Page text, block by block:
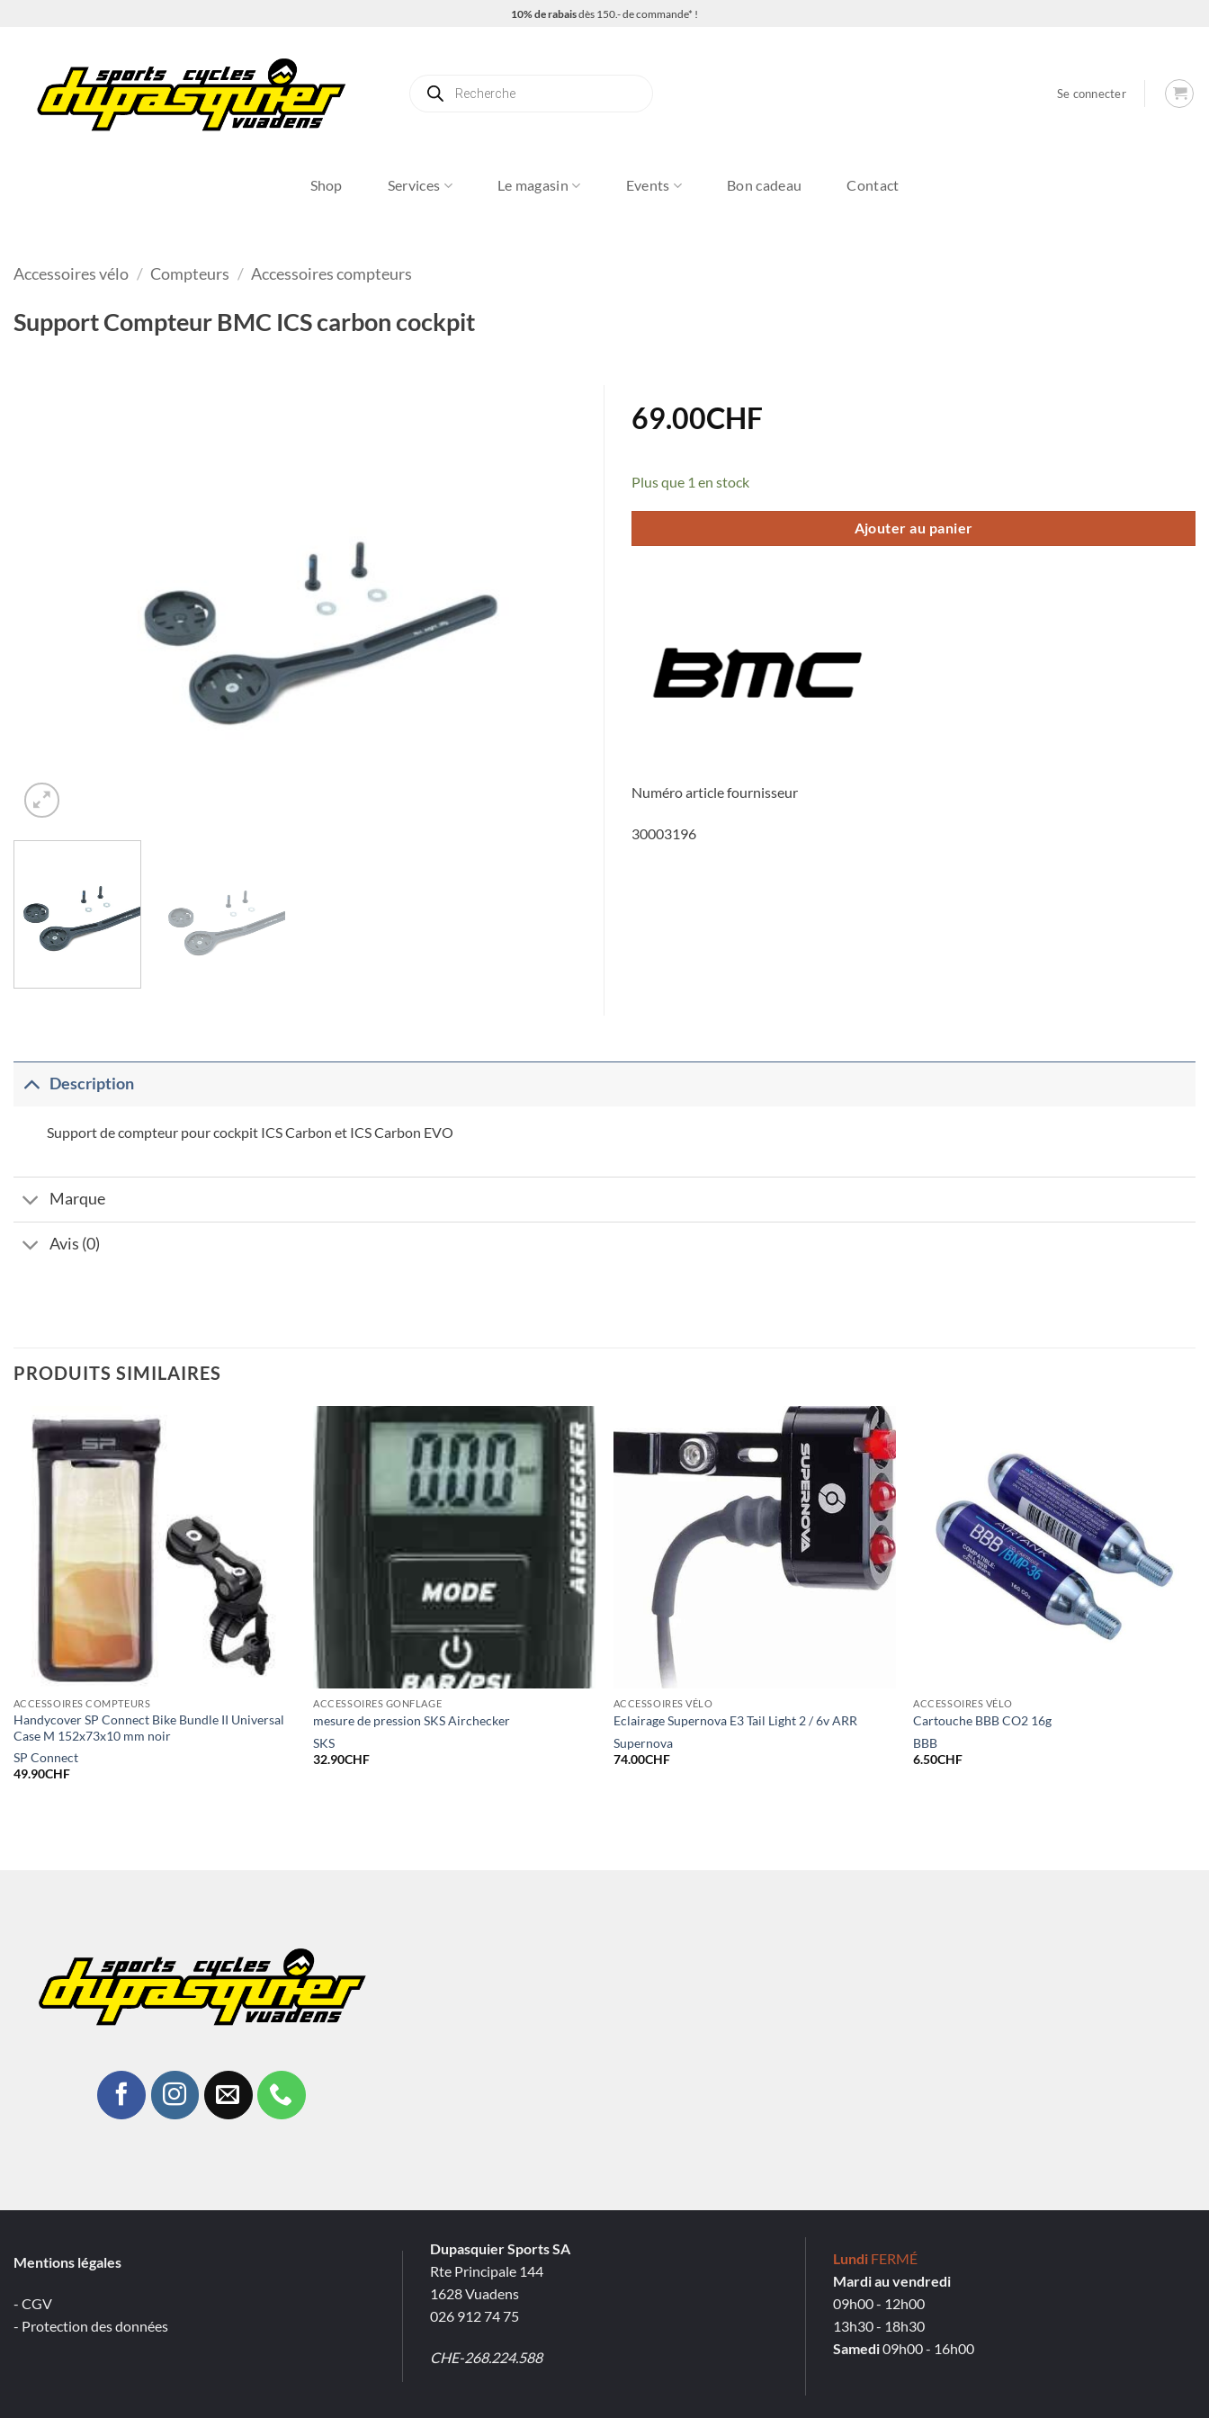
10% de rabaisdès 150.- de commande* !
produits
Se connecter
Shop Services Le magasin Events Bon cadeau Contact
Accessoires vélo / Compteurs / Accessoires compteurs
Support Compteur BMC ICS carbon cockpit
69.00CHF
Plus que 1 en stock
Ajouter au panier
Numéro article fournisseur
30003196
Description
Support de compteur pour cockpit ICS Carbon et ICS Carbon EVO
Marque
Avis (0)
PRODUITS SIMILAIRES
ACCESSOIRES COMPTEURS
Handycover SP Connect Bike Bundle II Universal
Case M 152x73x10 mm noir
SP Connect
49.90CHF
ACCESSOIRES GONFLAGE
mesure de pression SKS Airchecker
SKS
32.90CHF
ACCESSOIRES VÉLO
Eclairage Supernova E3 Tail Light 2 / 6v ARR
Supernova
74.00CHF
ACCESSOIRES VÉLO
Cartouche BBB CO2 16g
BBB
6.50CHF
Mentions légales
- CGV
- Protection des données
Dupasquier Sports SA
Rte Principale 144
1628 Vuadens
026 912 74 75
CHE-268.224.588
Lundi FERMÉ
Mardi au vendredi
09h00 - 12h00
13h30 - 18h30
Samedi09h00 - 16h00